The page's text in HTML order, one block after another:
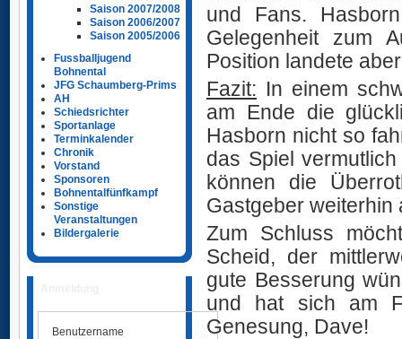
Saison 2007/2008
Saison 2006/2007
Saison 2005/2006
Fussballjugend
Bohnental
JFG Schaumberg-Prims
AH
Schiedsrichter
Sportanlage
Terminkalender
Chronik
Vorstand
Sponsoren
Bohnentalfünfkampf
Sonstige
Veranstaltungen
Bildergalerie
Benutzername
und Fans.
Gelegenheit zum
Position landete
Fazit: In einem
am Ende die
Hasborn nicht so
das Spiel
können die
Gastgeber weiterhin
Zum Schluss
Scheid, der
gute Besserung
und hat sich am
Genesung, Dave!